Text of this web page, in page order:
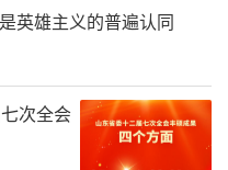
英雄主义的普遍认同
次全会